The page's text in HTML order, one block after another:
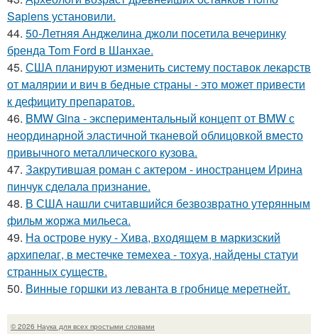
Sapiens установили.
44. 50-Летняя Анджелина джоли посетила вечеринку
бренда Tom Ford в Шанхае.
45. США планируют изменить систему поставок лекарств
от малярии и вич в бедные страны - это может привести
к дефициту препаратов.
46. BMW Gina - экспериментальный концепт от BMW с
неординарной эластичной тканевой облицовкой вместо
привычного металлического кузова.
47. Закрутившая роман с актером - иностранцем Ирина
пинчук сделала признание.
48. В США нашли считавшийся безвозвратно утерянным
фильм жоржа мильеса.
49. На острове нуку - Хива, входящем в маркизский
архипелаг, в местечке темехеа - тохуа, найдены статуи
странных существ.
50. Винные горшки из леванта в гробнице меретнейт.
© 2026 Наука для всех простыми словами